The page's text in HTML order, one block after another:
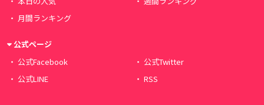
月間ランキング
公式ページ
公式Facebook
公式Twitter
公式LINE
RSS